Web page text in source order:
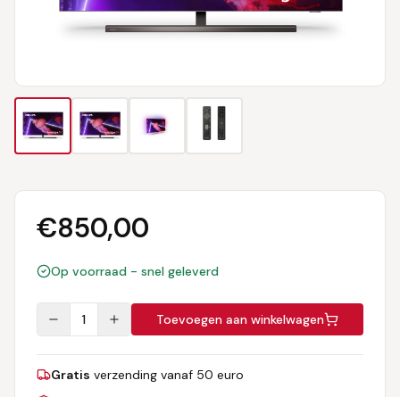
€850,00
Op voorraad - snel geleverd
1 Toevoegen aan winkelwagen
Gratis verzending vanaf 50 euro